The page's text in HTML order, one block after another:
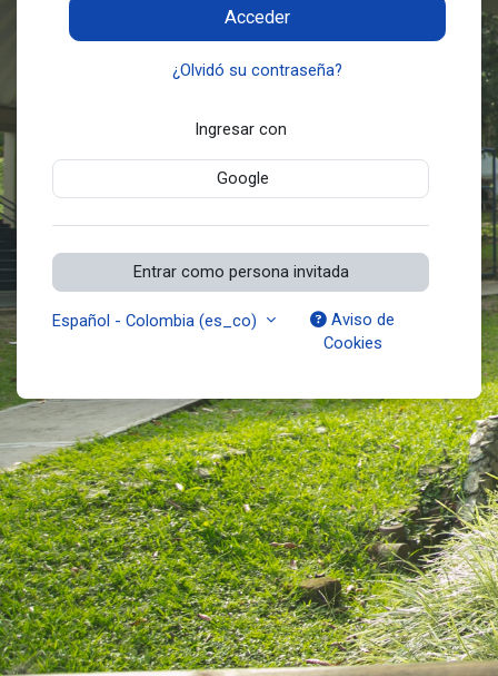
Acceder
¿Olvidó su contraseña?
Ingresar con
Google
Entrar como persona invitada
Español - Colombia ‎(es_co)‎
Aviso de
Cookies